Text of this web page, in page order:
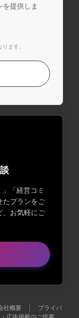
提供しま
ます。
「経営コミ
たプランをご
、お気軽にご
社概要
プライバ